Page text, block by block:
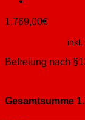
1.769,00€
inkl.
Befreiung nach
Gesamtsumme